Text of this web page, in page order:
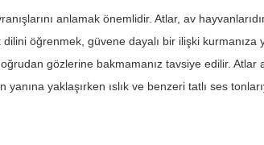
anlamak önemlidir. Atlar, av
öğrenmek, güvene dayalı bir ilişki kurmanıza
gözlerine bakmamanız tavsiye edilir. Atlar
yanına yaklaşırken ıslık ve benzeri tatlı ses